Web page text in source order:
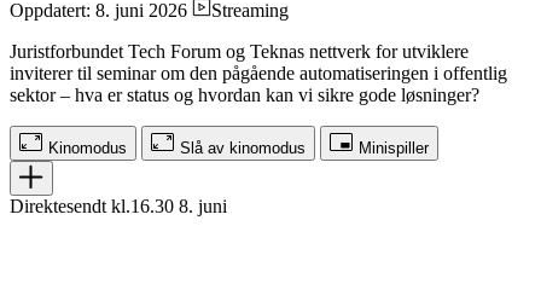
Oppdatert: 8. juni 2026
Streaming
Juristforbundet Tech Forum og Teknas nettverk for utviklere
inviterer til seminar om den pågående automatiseringen i offentlig
sektor – hva er status og hvordan kan vi sikre gode løsninger?
Kinomodus Slå av kinomodus Minispiller
Direktesendt kl.16.30 8. juni